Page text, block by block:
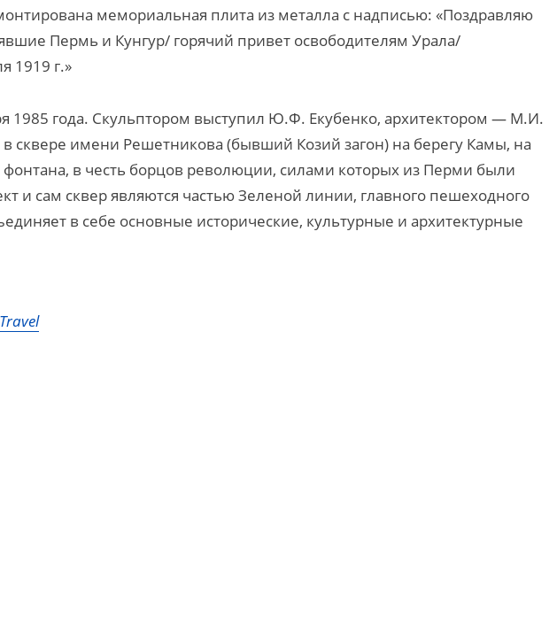
мемориальная плита из металла с надписью: «Поздравляю
Пермь и Кунгур/ горячий привет освободителям Урала/
1919 г.»
1985 года. Скульптором выступил Ю.Ф. Екубенко, архитектором — М.И.
сквере имени Решетникова (бывший Козий загон) на берегу Камы, на
фонтана, в честь борцов революции, силами которых из Перми были
и сам сквер являются частью Зеленой линии, главного пешеходного
в себе основные исторические, культурные и архитектурные